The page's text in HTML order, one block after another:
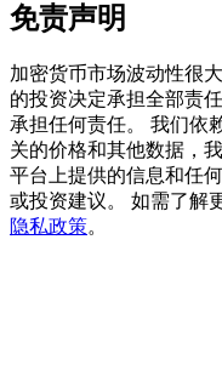
BitMart 用戶遷移專
註冊&交易贏
貴金屬財富季 · 交
抽獎衝榜 · 贏
免责声明
加密货币市场波动性很
的投资决定承担全部责
承担任何责任。 我们依
关的价格和其他数据，
平台上提供的信息和任
或投资建议。 如需了解
隐私政策。